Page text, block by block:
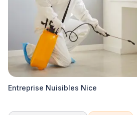
Entreprise Nuisibles Nice